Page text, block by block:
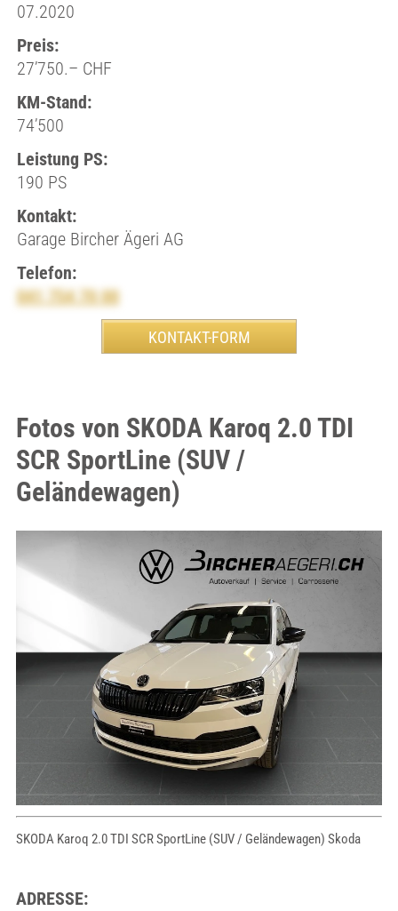
07.2020
Preis:
27’750.– CHF
KM-Stand:
74’500
Leistung PS:
190 PS
Kontakt:
Garage Bircher Ägeri AG
Telefon:
041 754 70 00
Fotos von SKODA Karoq 2.0 TDI
SCR SportLine (SUV /
Geländewagen)
SKODA Karoq 2.0 TDI SCR SportLine (SUV / Geländewagen) Skoda
ADRESSE: